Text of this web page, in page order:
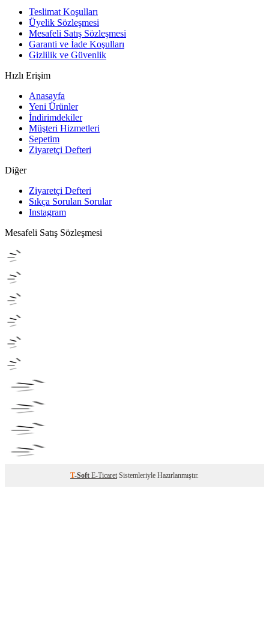
Teslimat Koşulları
Üyelik Sözleşmesi
Mesafeli Satış Sözleşmesi
Garanti ve İade Koşulları
Gizlilik ve Güvenlik
Hızlı Erişim
Anasayfa
Yeni Ürünler
İndirimdekiler
Müşteri Hizmetleri
Sepetim
Ziyaretçi Defteri
Diğer
Ziyaretçi Defteri
Sıkça Sorulan Sorular
Instagram
Mesafeli Satış Sözleşmesi
T-Soft E-Ticaret Sistemleriyle Hazırlanmıştır.